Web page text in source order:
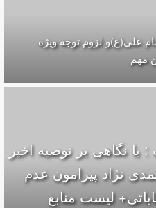
علی(ع)و لزوم توجه ویژه
مهم
نگاهی بر توصیه اخیر
نژاد پیرامون عدم
لیست منابع